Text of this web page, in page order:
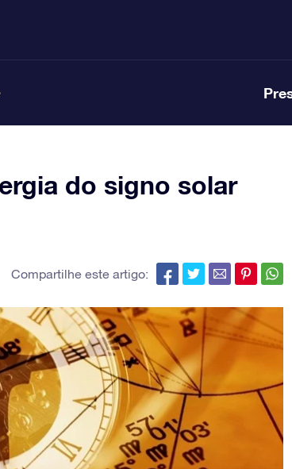
do signo solar
Compartilhe este artigo: